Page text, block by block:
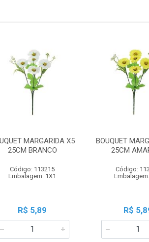
MARGARIDA X5
25CM BRANCO
Código: 113215
Embalagem: 1X1
R$ 5,89
BOUQUET
25CM
Código:
R$